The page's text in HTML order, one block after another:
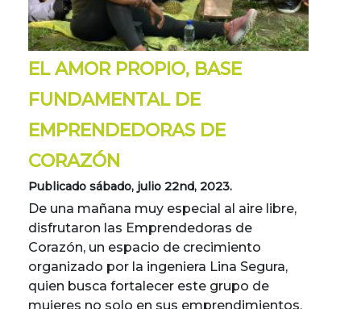
EL AMOR PROPIO, BASE
FUNDAMENTAL DE
EMPRENDEDORAS DE
CORAZÓN
Publicado sábado, julio 22nd, 2023.
De una mañana muy especial al aire libre,
disfrutaron las Emprendedoras de
Corazón, un espacio de crecimiento
organizado por la ingeniera Lina Segura,
quien busca fortalecer este grupo de
mujeres no solo en sus emprendimientos,